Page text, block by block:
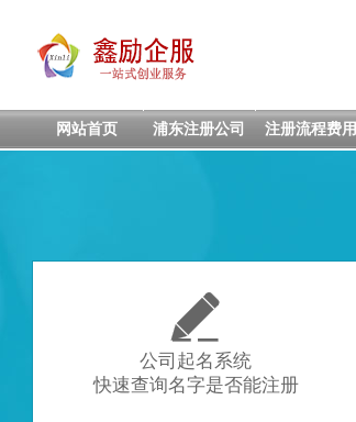
网站首页 浦东注册公司 注册流程费用

公司起名系统
快速查询名字是否能注册